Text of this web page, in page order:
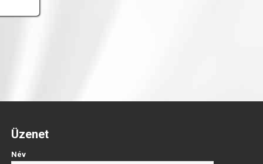
Üzenet
Név